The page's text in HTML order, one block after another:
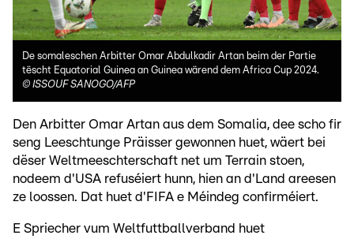
De somaleschen Arbitter Omar Abdulkadir Artan beim der Partie
tëscht Equatorial Guinea an Guinea wärend dem Africa Cup 2024.
© ISSOUF SANOGO/AFP
Den Arbitter Omar Artan aus dem Somalia, dee scho fir
seng Leeschtunge Präisser gewonnen huet, wäert bei
dëser Weltmeeschterschaft net um Terrain stoen,
nodeem d'USA refuséiert hunn, hien an d'Land areesen
ze loossen. Dat huet d'FIFA e Méindeg confirméiert.
E Spriecher vum Weltfuttballverband huet